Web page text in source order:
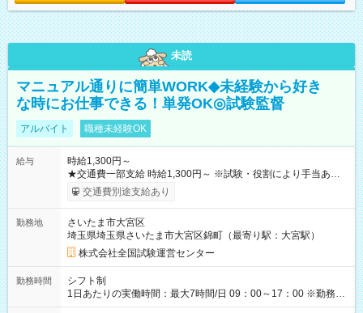
未読
マニュアル通りに簡単WORK◆未経験から好き
な時にお仕事できる！単発OK◎試験監督
アルバイト 職種未経験OK
給与
時給1,300円～
★交通費一部支給 時給1,300円～ ※試験・役割により手当あり
※勤務回数により昇給あり 【即給（前払い）オプションあ
り！】 希望される場合、勤務から1週間ほどで給与の一部を受け
例】 ・河合塾模擬試験 8:30～17:30（休憩1時間） 時給1,300円
×8時間＝日収10,400円＋交通費 ※当日の役割により時給＋100
円の場合あり ・国家試験 7:00～13:30（休憩なし） 時給1,300
円（役割手当＋100円）×6時間＝日収8,400円＋交通費 【試用期
間】試用期間なし
交通費別途支給あり
勤務地
さいたま市大宮区
埼玉県埼玉県さいたま市大宮区錦町（最寄り駅：大宮駅）
株式会社全国試験運営センター
勤務時間
シフト制
1日あたりの実働時間：最大7時間/日 09：00～17：00 ※勤務時
間は 試験により異なります。